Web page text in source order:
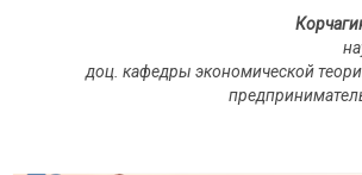
доц. кафедры экономической